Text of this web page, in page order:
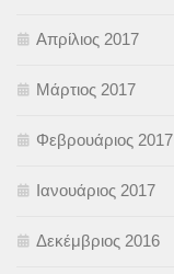
Απρίλιος 2017
Μάρτιος 2017
Φεβρουάριος 2017
Ιανουάριος 2017
Δεκέμβριος 2016